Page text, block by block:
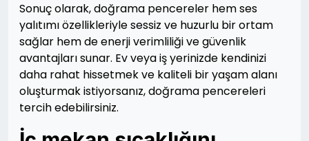
Sonuç olarak, doğrama pencereler hem ses
yalıtımı özellikleriyle sessiz ve huzurlu bir ortam
sağlar hem de enerji verimliliği ve güvenlik
avantajları sunar. Ev veya iş yerinizde kendinizi
daha rahat hissetmek ve kaliteli bir yaşam alanı
oluşturmak istiyorsanız, doğrama pencereleri
tercih edebilirsiniz.